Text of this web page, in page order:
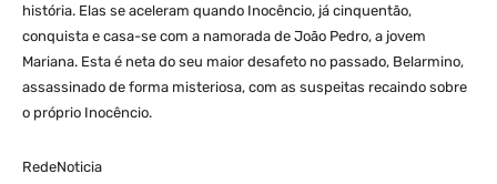
história. Elas se aceleram quando Inocêncio, já cinquentão,
conquista e casa-se com a namorada de João Pedro, a jovem
Mariana. Esta é neta do seu maior desafeto no passado, Belarmino,
assassinado de forma misteriosa, com as suspeitas recaindo sobre
o próprio Inocêncio.
RedeNoticia